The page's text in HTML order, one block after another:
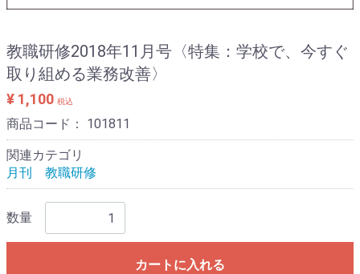
教職研修2018年11月号〈特集：学校で、今すぐ
取り組める業務改善〉
¥ 1,100 税込
商品コード： 101811
関連カテゴリ
月刊 教職研修
数量
カートに入れる